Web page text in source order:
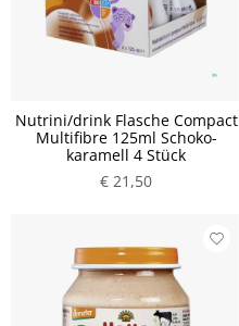
Nutrini/drink Flasche Compact
Multifibre 125ml Schoko-
karamell 4 Stück
€ 21,50